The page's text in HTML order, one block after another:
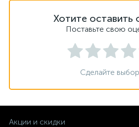
Хотите оставить
Поставьте свою
Сделайте
Акции и скидки